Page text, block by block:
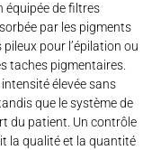
équipée de filtres
par les pigments
pour l’épilation ou
taches pigmentaires.
élevée sans
que le système de
du patient. Un contrôle
la qualité et la quantité